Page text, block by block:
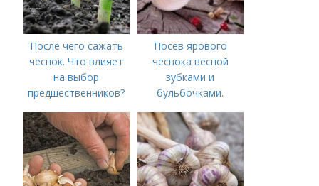
После чего сажать
чеснок. Что влияет
на выбор
предшественников?
Посев ярового
чеснока весной
зубками и
бульбочками.
посадки озимого
чеснока